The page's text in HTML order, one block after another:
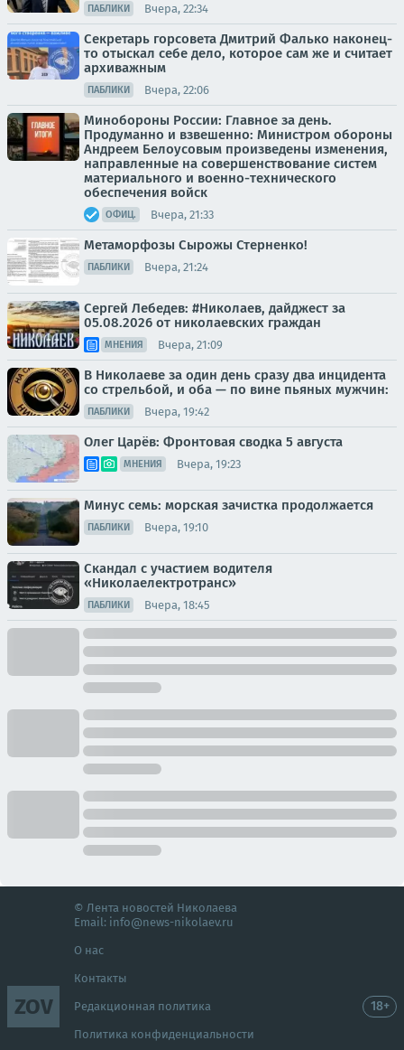
ПАБЛИКИ Вчера, 22:34
Секретарь горсовета Дмитрий Фалько наконец-
то отыскал себе дело, которое сам же и считает
архиважным
ПАБЛИКИ Вчера, 22:06
Минобороны России: Главное за день.
Продуманно и взвешенно: Министром обороны
Андреем Белоусовым произведены изменения,
направленные на совершенствование систем
материального и военно-технического
обеспечения войск
ОФИЦ. Вчера, 21:33
Метаморфозы Сырожы Стерненко!
ПАБЛИКИ Вчера, 21:24
Сергей Лебедев: #Николаев, дайджест за
05.08.2026 от николаевских граждан
МНЕНИЯ Вчера, 21:09
В Николаеве за один день сразу два инцидента
со стрельбой, и оба — по вине пьяных мужчин:
ПАБЛИКИ Вчера, 19:42
Олег Царёв: Фронтовая сводка 5 августа
МНЕНИЯ Вчера, 19:23
Минус семь: морская зачистка продолжается
ПАБЛИКИ Вчера, 19:10
Скандал с участием водителя
«Николаелектротранс»
ПАБЛИКИ Вчера, 18:45
ZOV
© Лента новостей Николаева
Email: info@news-nikolaev.ru
О нас
Контакты
Редакционная политика
Политика конфиденциальности
18+